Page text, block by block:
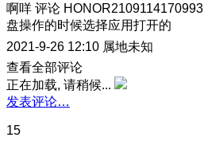
啊咩 评论 HONOR2109114170993
盘操作的时候选择应用打开的
2021-9-26 12:10 属地未知
查看全部评论
正在加载, 请稍候...
发表评论…
15